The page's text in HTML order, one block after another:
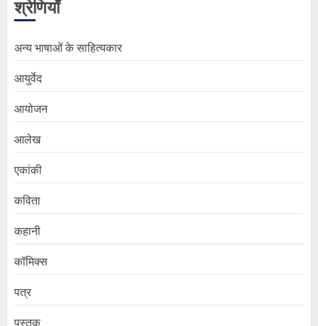
श्रेणियाँ
अन्य भाषाओं के साहित्यकार
आयुर्वेद
आयोजन
आलेख
एकांकी
कविता
कहानी
कॉमिक्स
पत्र
पुस्तक